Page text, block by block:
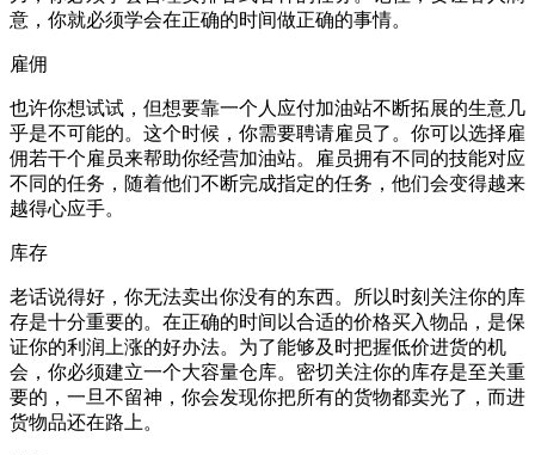
意，你就必须学会在正确的时间做正确的事情。
雇佣
也许你想试试，但想要靠一个人应付加油站不断拓展的生意几
乎是不可能的。这个时候，你需要聘请雇员了。你可以选择雇
佣若干个雇员来帮助你经营加油站。雇员拥有不同的技能对应
不同的任务，随着他们不断完成指定的任务，他们会变得越来
越得心应手。
库存
老话说得好，你无法卖出你没有的东西。所以时刻关注你的库
存是十分重要的。在正确的时间以合适的价格买入物品，是保
证你的利润上涨的好办法。为了能够及时把握低价进货的机
会，你必须建立一个大容量仓库。密切关注你的库存是至关重
要的，一旦不留神，你会发现你把所有的货物都卖光了，而进
货物品还在路上。